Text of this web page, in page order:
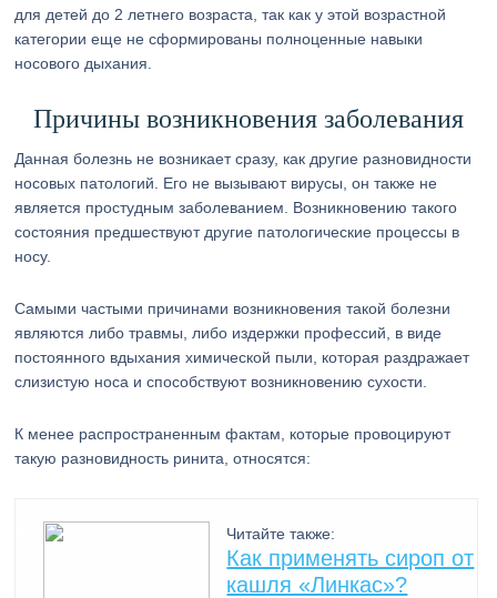
для детей до 2 летнего возраста, так как у этой возрастной
категории еще не сформированы полноценные навыки
носового дыхания.
Причины возникновения заболевания
Данная болезнь не возникает сразу, как другие разновидности
носовых патологий. Его не вызывают вирусы, он также не
является простудным заболеванием. Возникновению такого
состояния предшествуют другие патологические процессы в
носу.
Самыми частыми причинами возникновения такой болезни
являются либо травмы, либо издержки профессий, в виде
постоянного вдыхания химической пыли, которая раздражает
слизистую носа и способствуют возникновению сухости.
К менее распространенным фактам, которые провоцируют
такую разновидность ринита, относятся:
Читайте также:
Как применять сироп от
кашля «Линкас»?